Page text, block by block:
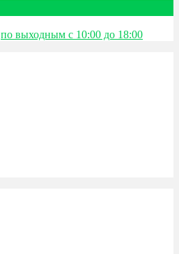
по выходным с 10:00 до 18:00